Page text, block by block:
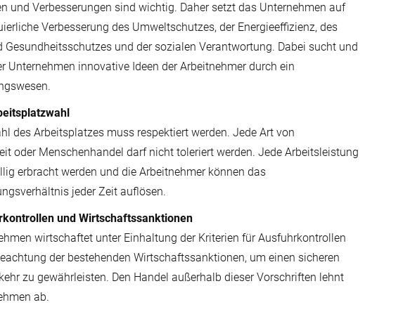
und Verbesserungen sind wichtig. Daher setzt das Unternehmen auf
Verbesserung des Umweltschutzes, der Energieeffizienz, des
Gesundheitsschutzes und der sozialen Verantwortung. Dabei sucht und
Unternehmen innovative Ideen der Arbeitnehmer durch ein
des Arbeitsplatzes muss respektiert werden. Jede Art von
oder Menschenhandel darf nicht toleriert werden. Jede Arbeitsleistung
erbracht werden und die Arbeitnehmer können das
jeder Zeit auflösen.
und Wirtschaftssanktionen
wirtschaftet unter Einhaltung der Kriterien für Ausfuhrkontrollen
der bestehenden Wirtschaftssanktionen, um einen sicheren
zu gewährleisten. Den Handel außerhalb dieser Vorschriften lehnt
ab.